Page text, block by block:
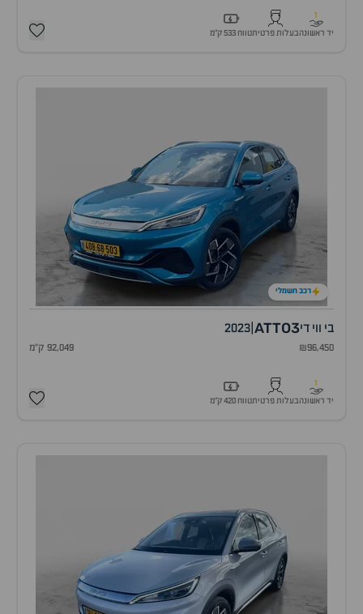
1
יד ראשונהבעלות פרטיתטווח 533 ק״מ
רכב חשמלי
בי ווי דיATTO3
2023
₪96,450 92,049 ק"מ
1
יד ראשונהבעלות פרטיתטווח 420 ק״מ